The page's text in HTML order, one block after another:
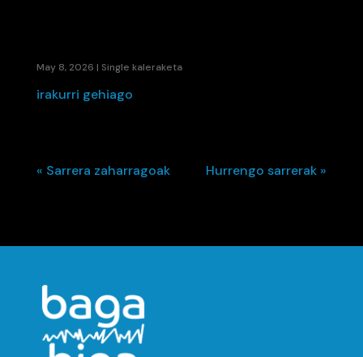
May 8, 2026 | Single kaleraketa
irakurri gehiago
« Sarrera zaharragoak Hurrengo sarrerak »